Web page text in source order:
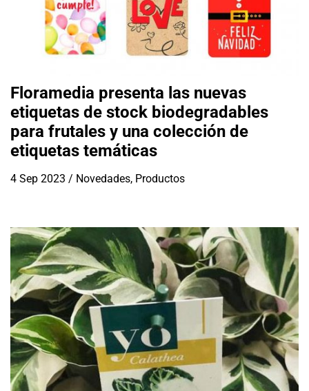
Floramedia presenta las nuevas
etiquetas de stock biodegradables
para frutales y una colección de
etiquetas temáticas
4 Sep 2023 / Novedades, Productos